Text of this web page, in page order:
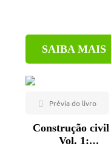
SAIBA MAIS
Construção civil
Vol. 1: